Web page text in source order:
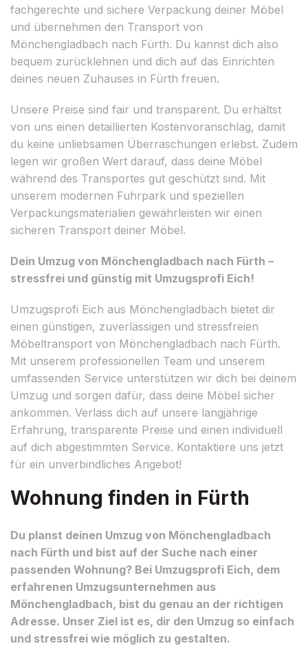
fachgerechte und sichere Verpackung deiner Möbel
und übernehmen den Transport von
Mönchengladbach nach Fürth. Du kannst dich also
bequem zurücklehnen und dich auf das Einrichten
deines neuen Zuhauses in Fürth freuen.
Unsere Preise sind fair und transparent. Du erhältst
von uns einen detaillierten Kostenvoranschlag, damit
du keine unliebsamen Überraschungen erlebst. Zudem
legen wir großen Wert darauf, dass deine Möbel
während des Transportes gut geschützt sind. Mit
unserem modernen Fuhrpark und speziellen
Verpackungsmaterialien gewährleisten wir einen
sicheren Transport deiner Möbel.
Dein Umzug von Mönchengladbach nach Fürth –
stressfrei und günstig mit Umzugsprofi Eich!
Umzugsprofi Eich aus Mönchengladbach bietet dir
einen günstigen, zuverlässigen und stressfreien
Möbeltransport von Mönchengladbach nach Fürth.
Mit unserem professionellen Team und unserem
umfassenden Service unterstützen wir dich bei deinem
Umzug und sorgen dafür, dass deine Möbel sicher
ankommen. Verlass dich auf unsere langjährige
Erfahrung, transparente Preise und einen individuell
auf dich abgestimmten Service. Kontaktiere uns jetzt
für ein unverbindliches Angebot!
Wohnung finden in Fürth
Du planst deinen Umzug von Mönchengladbach
nach Fürth und bist auf der Suche nach einer
passenden Wohnung? Bei Umzugsprofi Eich, dem
erfahrenen Umzugsunternehmen aus
Mönchengladbach, bist du genau an der richtigen
Adresse. Unser Ziel ist es, dir den Umzug so einfach
und stressfrei wie möglich zu gestalten.